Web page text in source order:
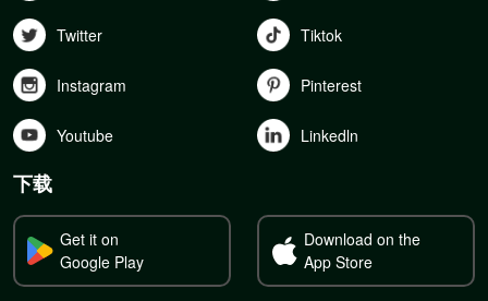
Twitter Tiktok
Instagram Pinterest
Youtube Linkedln
下载
Get it on
Google Play
Download on the
App Store